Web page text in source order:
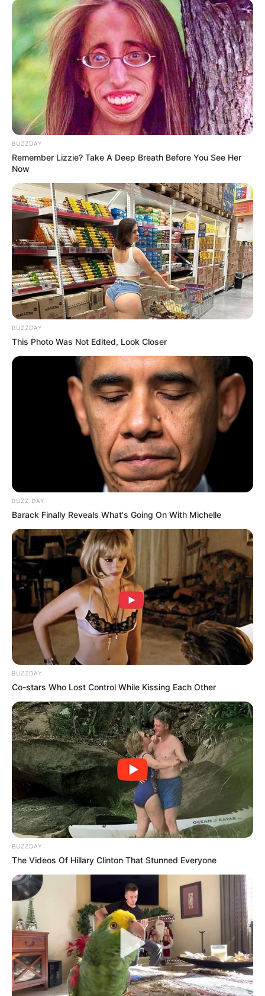
Lorne Greene, quien se convirtió en un nombre
familiar gracias a su participación enBonanza
(1959-1973), era una de las figuras más
queridas en la televisión estadounidense.
BUZZDAY
Remember Lizzie? Take A Deep Breath Before You See Her
Now
BUZZDAY
This Photo Was Not Edited, Look Closer
BUZZ DAY
Barack Finally Reveals What's Going On With Michelle
BUZZDAY
Co-stars Who Lost Control While Kissing Each Other
BUZZDAY
The Videos Of Hillary Clinton That Stunned Everyone